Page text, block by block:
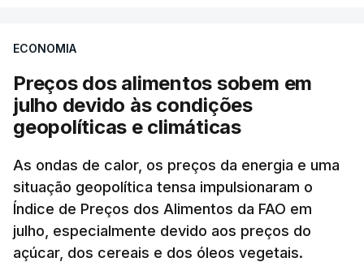
ECONOMIA
Preços dos alimentos sobem em
julho devido às condições
geopolíticas e climáticas
As ondas de calor, os preços da energia e uma
situação geopolítica tensa impulsionaram o
Índice de Preços dos Alimentos da FAO em
julho, especialmente devido aos preços do
açúcar, dos cereais e dos óleos vegetais.